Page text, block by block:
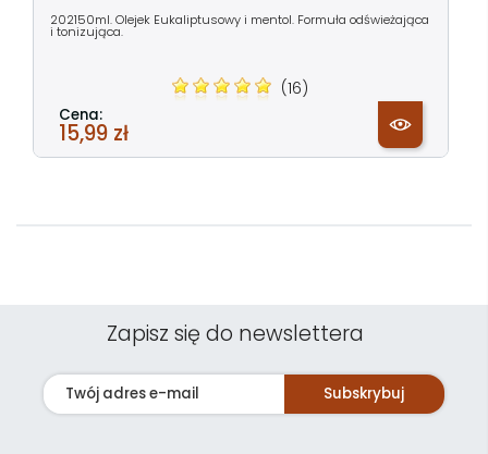
202150ml. Olejek Eukaliptusowy i mentol. Formuła odświeżająca
i tonizująca.
(16)
Cena:
15,99 zł
Zapisz się do newslettera
Subskrybuj